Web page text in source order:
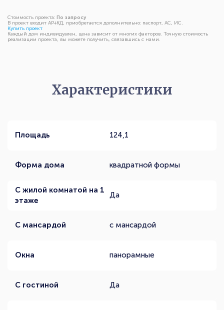
Стоимость проекта: По запросу
В проект входит АР+КД, приобретается дополнительно: паспорт, АС, ИС.
Купить проект
Каждый дом индивидуален, цена зависит от многих факторов. Точную стоимость
реализации проекта, вы можете получить, связавшись с нами.
Характеристики
Площадь 124,1
Форма дома квадратной формы
С жилой комнатой на 1
этаже
Да
С мансардой с мансардой
Окна панорамные
С гостиной Да